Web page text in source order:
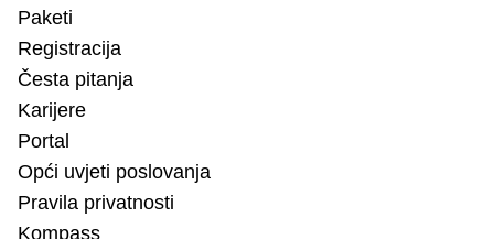
Paketi
Registracija
Česta pitanja
Karijere
Portal
Opći uvjeti poslovanja
Pravila privatnosti
Kompass